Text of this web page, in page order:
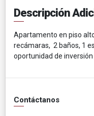
Descripción
Apartamento en piso
recámaras, 2 baños, 1
oportunidad de inversión
Contáctanos